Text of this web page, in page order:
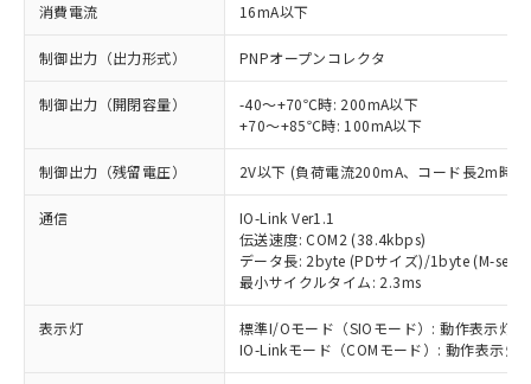
消費電流 16mA以下
制御出力（出力形式） PNPオープンコレクタ
制御出力（開閉容量）
-40～+70℃時: 200mA以下
+70～+85℃時: 100mA以下
制御出力（残留電圧） 2V以下 (負荷電流200mA、コード長2m時)
通信
IO-Link Ver1.1
伝送速度: COM2 (38.4kbps)
データ長: 2byte (PDサイズ)/1byte (M-
最小サイクルタイム: 2.3ms
表示灯
標準I/Oモード（SIOモード）: 動作表示灯(
IO-Linkモード（COMモード）: 動作表示